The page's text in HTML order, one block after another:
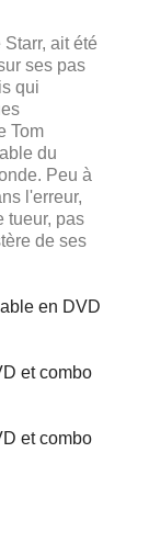
ait été
ses pas
qui
Tom
du
Peu à
l'erreur,
tueur, pas
de ses